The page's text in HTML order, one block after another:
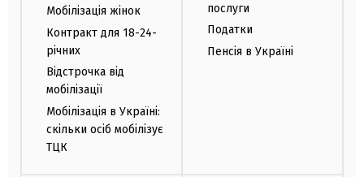
Мобілізація жінок
Контракт для 18-24-
річних
Відстрочка від
мобілізації
Мобілізація в Україні:
скільки осіб мобілізує
ТЦК
послуги
Податки
Пенсія в Україні